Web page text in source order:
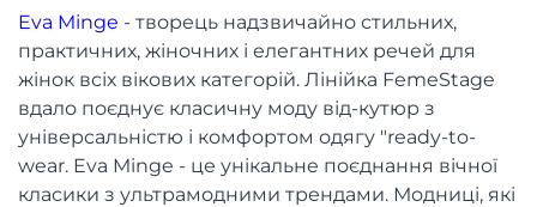
Eva Minge - творець надзвичайно стильних,
практичних, жіночних і елегантних речей для
жінок всіх вікових категорій. Лінійка FemeStage
вдало поєднує класичну моду від-кутюр з
універсальністю і комфортом одягу "ready-to-
wear. Eva Minge - це унікальне поєднання вічної
класики з ультрамодними трендами. Модниці, які